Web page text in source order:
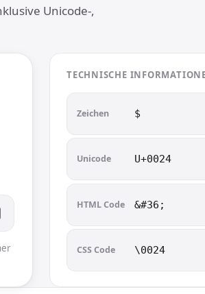
Unicode-,
TECHNISCHE
Zeichen $︎
Unicode U+0024
HTML Code &#36;
CSS Code \0024